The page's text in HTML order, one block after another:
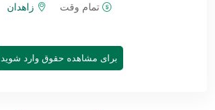
تمام وقت زاهدان
برای مشاهده حقوق وارد شوید